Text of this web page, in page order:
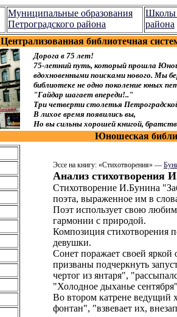
Муниципальные образования
Петроградского района
Школы
района
Дорога в 75 лет!
75-летний путь, который прошла
вдохновенными поисками нового. Мы
библиотеке не одно поколение юных
"Гайдар шагает впереди!.."
Три четверти столетья
В лихое время появились вы,
Но вы сильны хорошей книгой,
Централизованная библиотечная
Эссе на книгу: «Стихотворения» —
Анализ
Стихотворение И.Бунина
поэта, выраженное им в
Поэт использует свою
гармонии с природой.
Композиция стихотворения
девушки.
Сонет поражает своей яркой
призваны подчеркнуть
чертог из янтаря",
"Холодное дыханье
Во втором катрене ведущий
фонтан", "взвевает их,
Юношеская